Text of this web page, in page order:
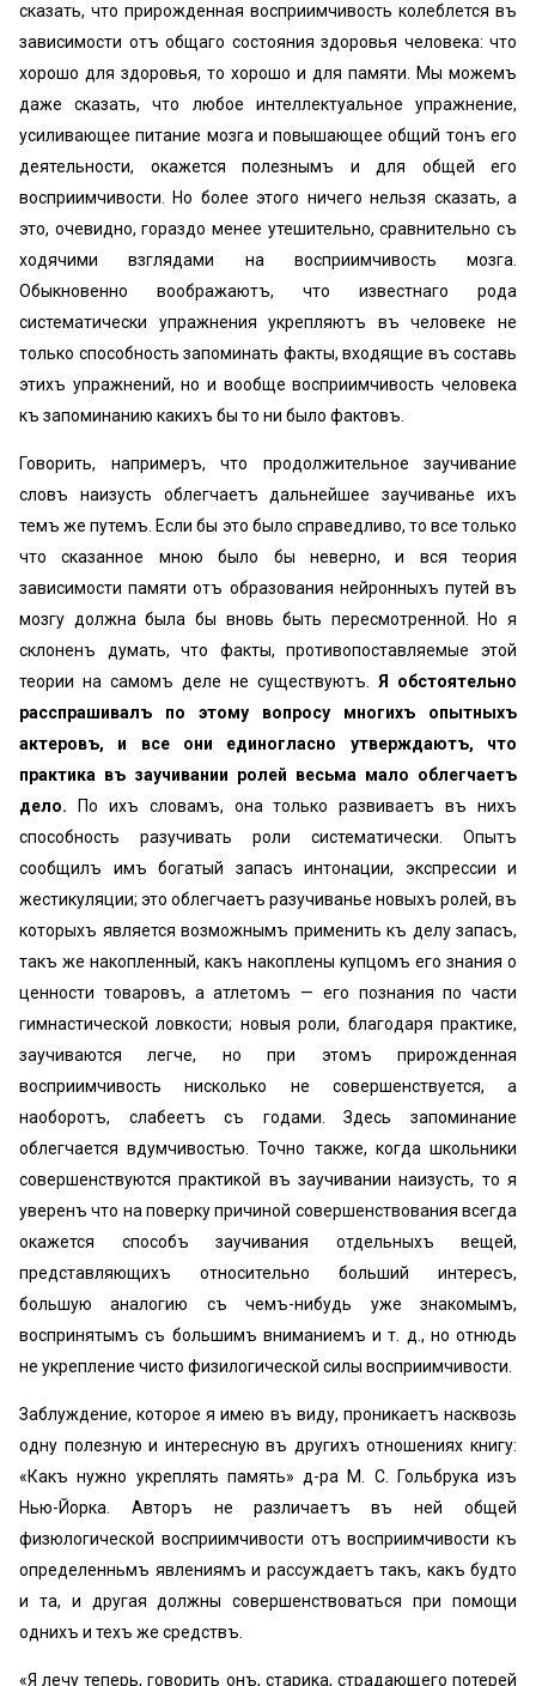
сказать, что прирожденная восприимчивость колеблется въ
зависимости отъ общаго состояния здоровья человека: что
хорошо для здоровья, то хорошо и для памяти. Мы можемъ
даже сказать, что любое интеллектуальное упражнение,
усиливающее питание мозга и повышающее общий тонъ его
деятельности, окажется полезнымъ и для общей его
восприимчивости. Но более этого ничего нельзя сказать, а
это, очевидно, гораздо менее утешительно, сравнительно съ
ходячими взглядами на восприимчивость мозга.
Обыкновенно воображаютъ, что известнаго рода
систематически упражнения укрепляютъ въ человеке не
только способность запоминать факты, входящие въ составь
этихъ упражнений, но и вообще восприимчивость человека
къ запоминанию какихъ бы то ни было фактовъ.
Говорить, напримеръ, что продолжительное заучивание
словъ наизусть облегчаетъ дальнейшее заучиванье ихъ
темъ же путемъ. Если бы это было справедливо, то все только
что сказанное мною было бы неверно, и вся теория
зависимости памяти отъ образования нейронныхъ путей въ
мозгу должна была бы вновь быть пересмотренной. Но я
склоненъ думать, что факты, противопоставляемые этой
теории на самомъ деле не существуютъ. Я обстоятельно
расспрашивалъ по этому вопросу многихъ опытныхъ
актеровъ, и все они единогласно утверждаютъ, что
практика въ заучивании ролей весьма мало облегчаетъ
дело.
По ихъ словамъ, она только развиваетъ въ нихъ
способность разучивать роли систематически. Опытъ
сообщилъ имъ богатый запасъ интонации, экспрессии и
жестикуляции; это облегчаетъ разучиванье новыхъ ролей, въ
которыхъ является возможнымъ применить къ делу запасъ,
такъ же накопленный, какъ накоплены купцомъ его знания о
ценности товаровъ, а атлетомъ — его познания по части
гимнастической ловкости; новыя роли, благодаря практике,
заучиваются легче, но при этомъ прирожденная
восприимчивость нисколько не совершенствуется, а
наоборотъ, слабеетъ съ годами. Здесь запоминание
облегчается вдумчивостью. Точно также, когда школьники
совершенствуются практикой въ заучивании наизусть, то я
уверенъ что на поверку причиной совершенствования всегда
окажется способъ заучивания отдельныхъ вещей,
представляющихъ относительно больший интересъ,
большую аналогию съ чемъ-нибудь уже знакомымъ,
воспринятымъ съ большимъ вниманиемъ и т. д., но отнюдь
не укрепление чисто физилогической силы восприимчивости.
Заблуждение, которое я имею въ виду, проникаетъ насквозь
одну полезную и интересную въ другихъ отношениях книгу:
«‎Какъ нужно укреплять память» д-ра М. С. Гольбрука изъ
Нью-Йорка. Авторъ не различаетъ въ ней общей
физюлогической восприимчивости отъ восприимчивости къ
определенньмъ явлениямъ и рассуждаетъ такъ, какъ будто
и та, и другая должны совершенствоваться при помощи
однихъ и техъ же средствъ.
«Я лечу теперь, говорить онъ, старика, страдающего потерей